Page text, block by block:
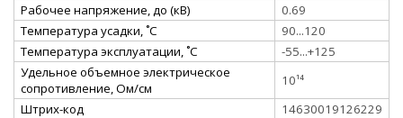
Рабочее напряжение, до (кВ)
0.69
Температура усадки, ˚С
90...120
Температура эксплуатации, ˚С
-55...+125
Удельное объемное электрическое
сопротивление, Ом/см
10¹⁴
Штрих-код
14630019126229